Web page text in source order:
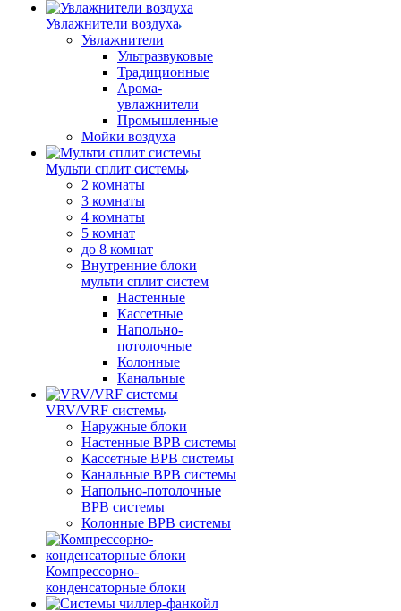
Увлажнители воздуха
Увлажнители
Ультразвуковые
Традиционные
Арома-
увлажнители
Промышленные
Мойки воздуха
Мульти сплит системы
2 комнаты
3 комнаты
4 комнаты
5 комнат
до 8 комнат
Внутренние блоки
мульти сплит систем
Настенные
Кассетные
Напольно-
потолочные
Колонные
Канальные
VRV/VRF системы
Наружные блоки
Настенные ВРВ системы
Кассетные ВРВ системы
Канальные ВРВ системы
Напольно-потолочные
ВРВ системы
Колонные ВРВ системы
Компрессорно-
конденсаторные блоки